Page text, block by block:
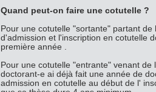
Quand peut-on faire une cotutelle ?
Pour une cotutelle "sortante" partant
d'admission et l'inscription en cotutelle
première année .
Pour une cotutelle "entrante" venant
doctorant-e ai déjà fait une année de
admission en cotutelle au début de l'